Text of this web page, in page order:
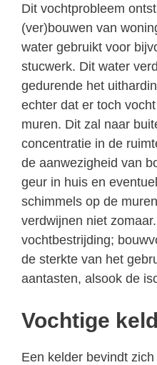
Dit vochtprobleem
(ver)bouwen van
water gebruikt voor
stucwerk. Dit water
gedurende het
echter dat er toch
muren. Dit zal naar
concentratie in de
de aanwezigheid van
geur in huis en
schimmels op de
verdwijnen niet
vochtbestrijding;
de sterkte van het
aantasten, alsook de
Vochtige
Een kelder bevindt